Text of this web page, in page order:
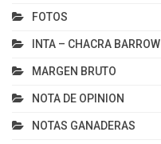
FOTOS
INTA – CHACRA BARROW
MARGEN BRUTO
NOTA DE OPINION
NOTAS GANADERAS